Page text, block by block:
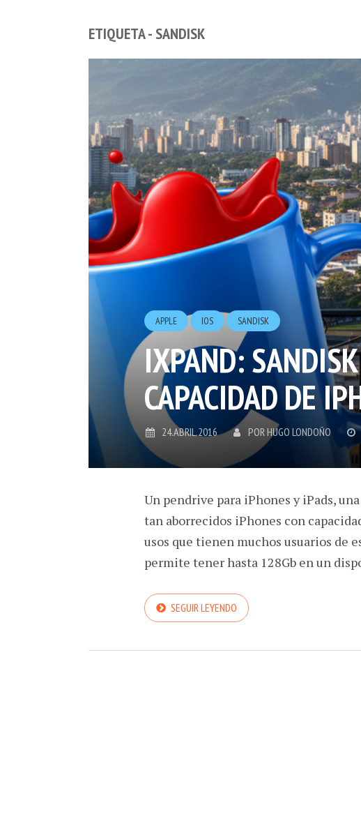
ETIQUETA - SANDISK
APPLE IOS SANDISK
IXPAND:
CAPACIDAD DE
24.ABRIL.2016 POR HUGO LONDOÑO
Un pendrive para iPhones y iPads,
tan aborrecidos iPhones con
usos que tienen muchos usuarios de
permite tener hasta 128Gb en un
SEGUIR LEYENDO